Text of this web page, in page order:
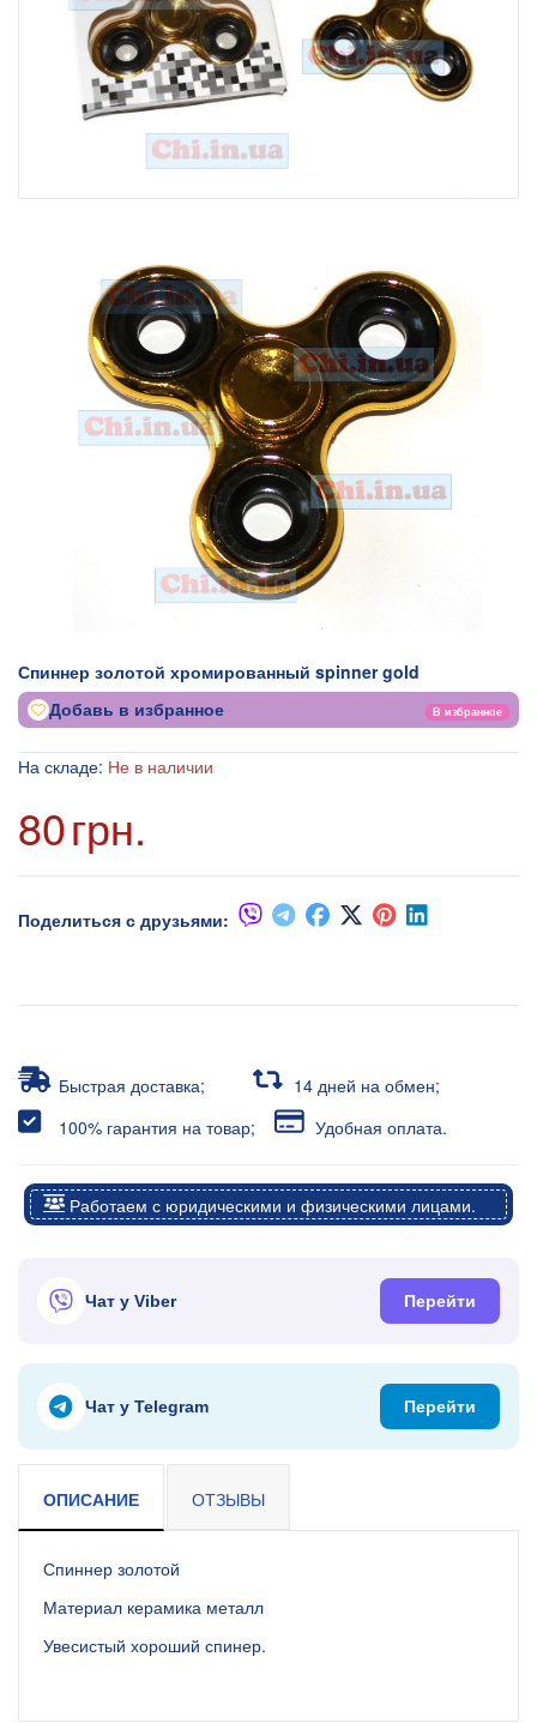
Спиннер золотой хромированный spinner gold
Добавь в избранное В избранное
На складе: Не в наличии
80грн.
Поделиться с друзьями:
Быстрая доставка;
14 дней на обмен;
100% гарантия на товар;
Удобная оплата.
Работаем с юридическими и физическими лицами.
Чат у Viber Перейти
Чат у Telegram Перейти
ОПИСАНИЕ ОТЗЫВЫ
Спиннер золотой
Материал керамика металл
Увесистый хороший спинер.